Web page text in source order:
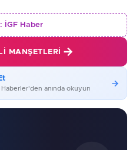
İGF Haber
MANŞETLERI
anında okuyun